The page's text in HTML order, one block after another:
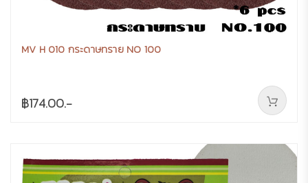
MV H 010 กระดาษทราย NO 100
฿174.00.-